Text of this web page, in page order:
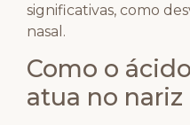
significativas, como
nasal.
Como o
atua no nariz